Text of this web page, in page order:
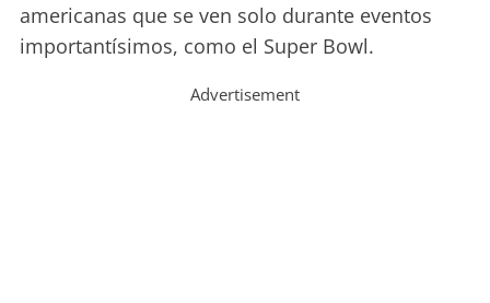
americanas que se ven solo durante eventos
importantísimos, como el Super Bowl.
Advertisement